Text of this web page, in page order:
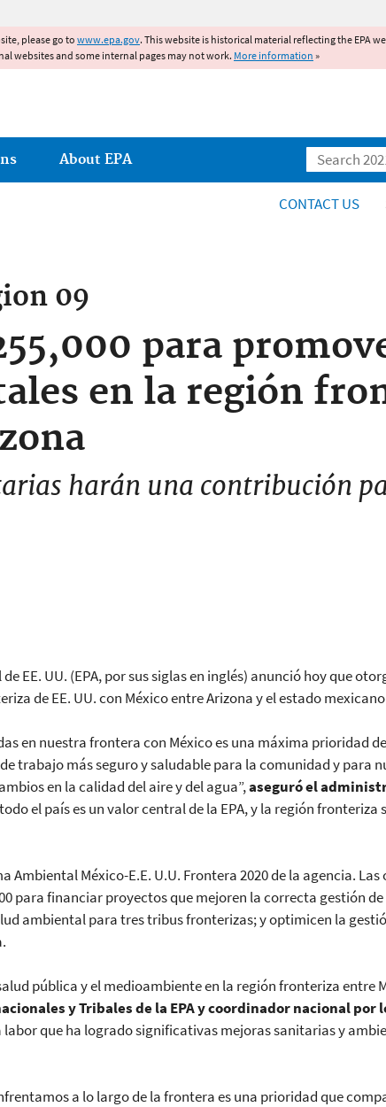
please go to www.epa.gov. This website is historical material reflecting the EPA
websites and some internal pages may not work. More information »
Search
About EPA
CONTACT US
09
para
en la región
harán una contribución
EE. UU. (EPA, por sus siglas en inglés) anunció hoy que
de EE. UU. con México entre Arizona y el estado
en nuestra frontera con México es una máxima prioridad de
trabajo más seguro y saludable para la comunidad y para
en la calidad del aire y del agua”,aseguró el
el país es un valor central de la EPA, y la región fronteriza
Ambiental México-E.E. U.U. Frontera 2020 de la agencia.
para financiar proyectos que mejoren la correcta gestión de
ambiental para tres tribus fronterizas; y optimicen la
pública y el medioambiente en la región fronteriza entre
y Tribales de la EPA y coordinador nacional por
que ha logrado significativas mejoras sanitarias y
a lo largo de la frontera es una prioridad que